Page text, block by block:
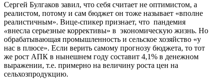
Сергей Булгаков завил, что себя считает не оптимистом, а
реалистом, потому и сам бюджет он тоже называет «вполне
реалистичным». Вице-спикер признает, что пандемия
«внесла серьезные коррективы» в экономическую жизнь. Но
обрабатывающая промышленность и сельское хозяйство «у
нас в плюсе». Если верить самому прогнозу бюджета, то тот
же рост АПК в нынешнем году составит 4,1% в денежном
выражении, т.е. примерно на величину роста цен на
сельхозпродукцию.